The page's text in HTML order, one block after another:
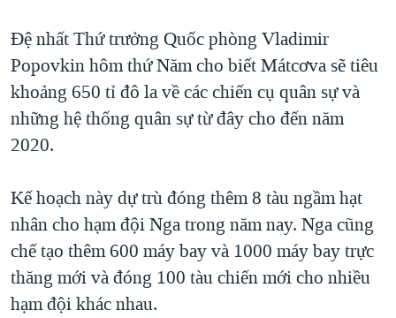
THƯỢNG ĐỈNH TRUMP-KIM TẠI VIỆT NAM
TRỊNH VĨNH BÌNH VS. CHÍNH PHỦ VIỆT NAM
NGƯ DÂN VIỆT VÀ LÀN SÓNG TRỘM HẢI SÂM
BÊN KIA QUỐC LỘ: TIẾNG VỌNG TỪ NÔNG THÔN MỸ
Đệ nhất Thứ trưởng Quốc phòng Vladimir
Popovkin hôm thứ Năm cho biết Mátcơva sẽ tiêu
khoảng 650 tỉ đô la về các chiến cụ quân sự và
những hệ thống quân sự từ đây cho đến năm
2020.
Kế hoạch này dự trù đóng thêm 8 tàu ngầm hạt
nhân cho hạm đội Nga trong năm nay. Nga cũng
chế tạo thêm 600 máy bay và 1000 máy bay trực
thăng mới và đóng 100 tàu chiến mới cho nhiều
hạm đội khác nhau.